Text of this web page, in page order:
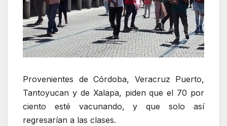
Provenientes de Córdoba, Veracruz Puerto,
Tantoyucan y de Xalapa, piden que el 70 por
ciento esté vacunando, y que solo así
regresarían a las clases.